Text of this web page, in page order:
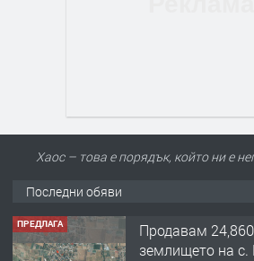
Хаос – това е порядък, който ни е
Последни обяви
ПРЕДЛАГА
122 м2- 3 стаен
център